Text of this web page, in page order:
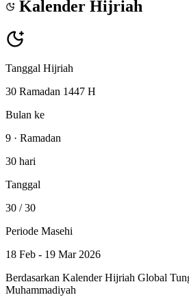
Kalender Hijriah
Tanggal Hijriah
30 Ramadan 1447 H
Bulan ke
9 · Ramadan
30 hari
Tanggal
30 / 30
Periode Masehi
18 Feb - 19 Mar 2026
Berdasarkan Kalender Hijriah Global
Muhammadiyah